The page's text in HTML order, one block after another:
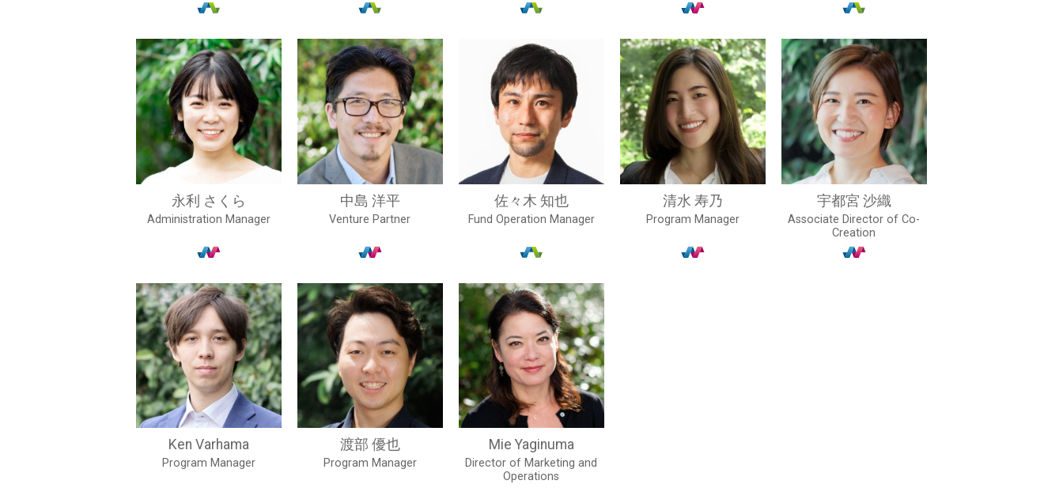
永利 さくら
Administration Manager
中島 洋平
Venture Partner
佐々木 知也
Fund Operation Manager
清水 寿乃
Program Manager
宇都宮 沙織
Associate Director of Co-
Creation
Ken Varhama
Program Manager
渡部 優也
Program Manager
Mie Yaginuma
Director of Marketing and
Operations